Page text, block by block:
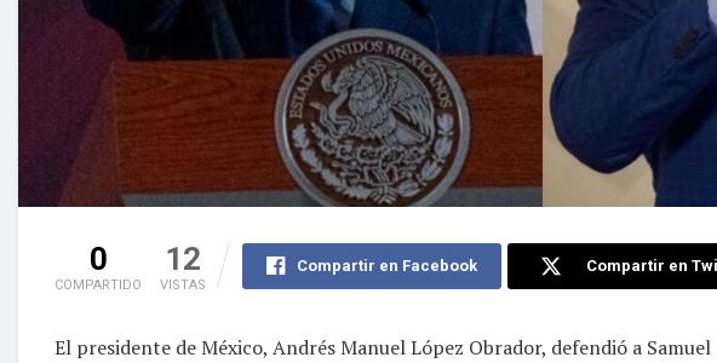
0
COMPARTIDO
12
VISTAS
Compartir en Facebook Compartir en
El presidente de México, Andrés Manuel López Obrador, defendió a